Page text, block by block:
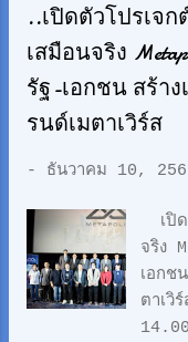
ได้ตา
ล่าง
พิมพ์
การเ
#หอศิ
พันธุรั
นาน
พลัง​
พระธ
อ.หน
มาเที่
..เปิดตัวโปรเจ
เสมือนจริง
รัฐ-เอกชน สร้า
รนด์เมตาเวิร์ส
- ธันวาคม 10,
เปิด
จริง
เอกช
ตาเวิ